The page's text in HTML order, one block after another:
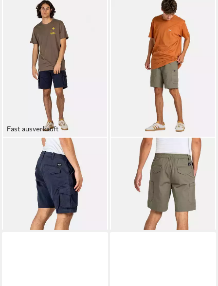
Fast ausverkauft
Cargoshorts City Cargo ST
ab 29,95 €
UVP59,95 €
lieferbar - in 3-4 Werktagen bei dir
+3
Cargoshorts Reflex Easy
Cargo BR
34,95 €
UVP 59,95 €
lieferbar - in 3-4 Werktagen bei dir
+1